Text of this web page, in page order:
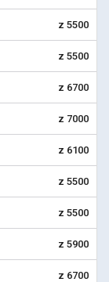
z 5500
z 5500
z 6700
z 7000
z 6100
z 5500
z 5500
z 5900
z 6700